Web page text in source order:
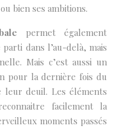
bien ses ambitions.
permet également
dans l’au-delà, mais
Mais c’est aussi un
pour la dernière fois du
deuil. Les éléments
facilement la
moments passés